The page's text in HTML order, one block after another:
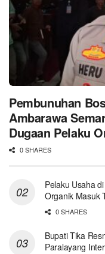
Pembunuhan
Ambarawa
Dugaan Pelaku
0 SHARES
Pelaku Usaha
Organik Masuk
0 SHARES
Bupati Tika
Paralayang